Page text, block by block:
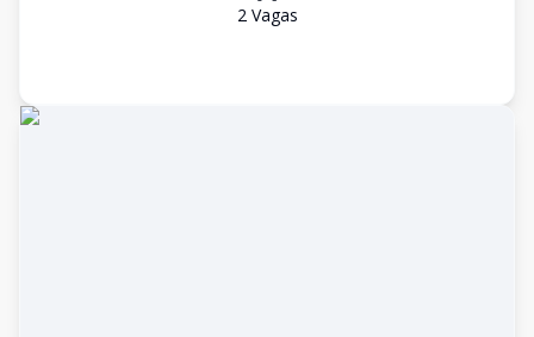
2Vagas